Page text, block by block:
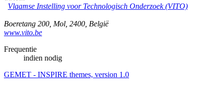
Vlaamse Instelling voor Technologisch Onderzoek (VITO)
Boeretang 200 Mol 2400 België
www.vito.be
Frequentie
indien nodig
GEMET - INSPIRE themes, version 1.0